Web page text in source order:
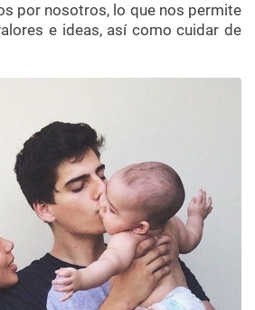
por nosotros, lo que nos permite
e ideas, así como cuidar de